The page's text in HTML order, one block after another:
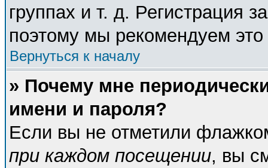
группах и т. д. Регистрация
поэтому мы рекомендуем это
Вернуться к началу
» Почему мне
имени и пароля?
Если вы не отметили
при каждом посещении, вы